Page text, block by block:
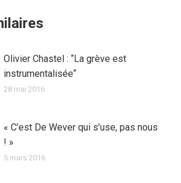
Olivier Chastel : “La grève est
instrumentalisée“
28 mai 2016
« C’est De Wever qui s’use, pas nous
! »
5 mars 2016